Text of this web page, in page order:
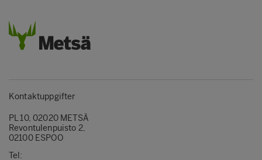
Kontaktuppgifter
PL 10, 02020 METSÄ
Revontulenpuisto 2,
02100 ESPOO
Tel: